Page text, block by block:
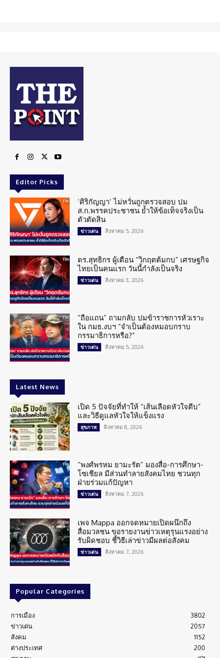
Editor Picks
‘ศิริกัญญา’ ไม่หวั่นถูกตรวจสอบ ปม
ส.ก.พรรคประชาชน ย้ำให้ข้อเท็จจริงเป็น
ตัวตัดสิน
ข่าวเด่น สิงหาคม 5, 2026
ดร.สุทธิกร ผู้เตือน “วิกฤตต้มกบ” เศรษฐกิจ
ไทยเป็นคนแรก วันนี้กำลังเป็นจริง
ข่าวเด่น สิงหาคม 3, 2026
“ถือแถน” ถามกลับ ปมข้าราชการหัวเราะ
ใน กมธ.งบฯ “จำเป็นต้องหมอบกราบ
กรรมาธิการหรือ?”
ข่าวเด่น สิงหาคม 5, 2026
Latest News
เปิด 5 ปัจจัยที่ทำให้ “เส้นเลือดหัวใจตีบ”
และวิธีดูแลหัวใจให้แข็งแรง
สุขภาพ สิงหาคม 8, 2026
“พงศ์พรหม ยามะรัต” มองสื่อ-การศึกษา-
โซเชียล มีส่วนทำลายสังคมไทย ชวนทุก
ฝ่ายร่วมแก้ปัญหา
ข่าวเด่น สิงหาคม 7, 2026
เพจ Mappa ออกจดหมายเปิดผนึกถึง
สื่อมวลชน ขอรายงานข่าวเหตุรุนแรงอย่าง
รับผิดชอบ ชี้วิธีเล่าข่าวมีผลต่อสังคม
ข่าวเด่น สิงหาคม 7, 2026
Popular Categories
การเมือง
3802
ข่าวเด่น
2057
สังคม
1152
ต่างประเทศ
200